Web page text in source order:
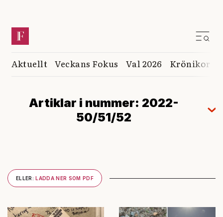
Aktuellt Veckans Fokus Val 2026 Krönikor
Artiklar i nummer: 2022-
50/51/52
ELLER: LADDA NER SOM PDF